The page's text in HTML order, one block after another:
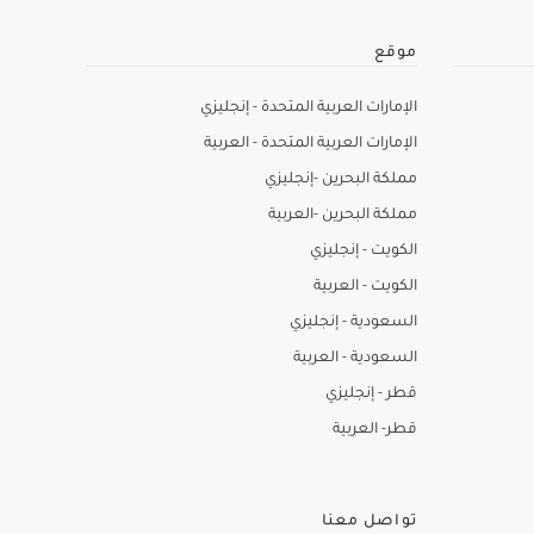
موقع
الإمارات العربية المتحدة - إنجليزي
الإمارات العربية المتحدة - العربية
مملكة البحرين -إنجليزي
مملكة البحرين -العربية
الكويت - إنجليزي
الكويت - العربية
السعودية - إنجليزي
السعودية - العربية
قطر - إنجليزي
قطر- العربية
تواصل معنا